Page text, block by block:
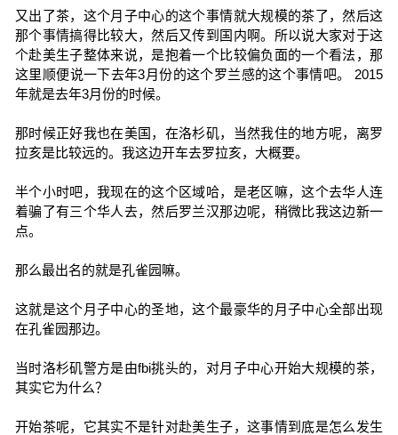
又出了茶，这个月子中心的这个事情就大规模的茶了，然后这
那个事情搞得比较大，然后又传到国内啊。所以说大家对于这
个赴美生子整体来说，是抱着一个比较偏负面的一个看法，那
这里顺便说一下去年3月份的这个罗兰感的这个事情吧。 2015
年就是去年3月份的时候。
那时候正好我也在美国，在洛杉矶，当然我住的地方呢，离罗
拉亥是比较远的。我这边开车去罗拉亥，大概要。
半个小时吧，我现在的这个区域哈，是老区嘛，这个去华人连
着骗了有三个华人去，然后罗兰汉那边呢，稍微比我这边新一
点。
那么最出名的就是孔雀园嘛。
这就是这个月子中心的圣地，这个最豪华的月子中心全部出现
在孔雀园那边。
当时洛杉矶警方是由fbi挑头的，对月子中心开始大规模的茶，
其实它为什么？
开始茶呢，它其实不是针对赴美生子，这事情到底是怎么发生